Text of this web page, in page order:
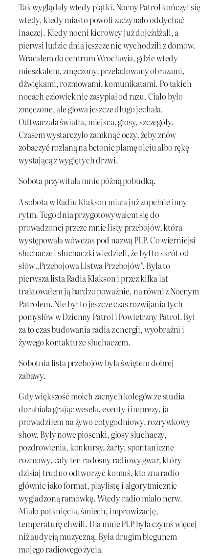
Tak wyglądały wtedy piątki. Nocny Patrol kończył się
wtedy, kiedy miasto powoli zaczynało oddychać
inaczej. Kiedy nocni kierowcy już dojeżdżali, a
pierwsi ludzie dnia jeszcze nie wychodzili z domów.
Wracałem do centrum Wrocławia, gdzie wtedy
mieszkałem, zmęczony, przeładowany obrazami,
dźwiękami, rozmowami, komunikatami. Po takich
nocach człowiek nie zasypiał od razu. Ciało było
zmęczone, ale głowa jeszcze długo jechała.
Odtwarzała światła, miejsca, głosy, szczegóły.
Czasem wystarczyło zamknąć oczy, żeby znów
zobaczyć rozlaną na betonie plamę oleju albo rękę
wystającą z wygiętych drzwi.
Sobota przywitała mnie późną pobudką.
A sobota w Radiu Klakson miała już zupełnie inny
rytm. Tego dnia przygotowywałem się do
prowadzonej przeze mnie listy przebojów, która
występowała wówczas pod nazwą PLP. Co wierniejsi
słuchacze i słuchaczki wiedzieli, że był to skrót od
słów „Przebojowa Listwa Przebojów”. Była to
pierwsza lista Radia Klakson i przez kilka lat
traktowałem ją bardzo poważnie, na równi z Nocnym
Patrolem. Nie był to jeszcze czas rozwijania tych
pomysłów w Dzienny Patrol i Powietrzny Patrol. Był
za to czas budowania radia z energii, wyobraźni i
żywego kontaktu ze słuchaczem.
Sobotnia lista przebojów była świętem dobrej
zabawy.
Gdy większość moich zacnych kolegów ze studia
dorabiała grając wesela, eventy i imprezy, ja
prowadziłem na żywo cotygodniowy, rozrywkowy
show. Były nowe piosenki, głosy słuchaczy,
pozdrowienia, konkursy, żarty, spontaniczne
rozmowy, cały ten radosny radiowy gwar, który
dzisiaj trudno odtworzyć komuś, kto zna radio
głównie jako format, playlistę i algorytmicznie
wygładzoną ramówkę. Wtedy radio miało nerw.
Miało potknięcia, śmiech, improwizację,
temperaturę chwili. Dla mnie PLP była czymś więcej
niż audycją muzyczną. Była drugim biegunem
mojego radiowego życia.